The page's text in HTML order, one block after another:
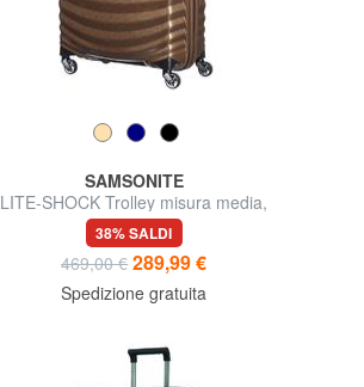
SAMSONITE
LITE-SHOCK Trolley misura media,
ultraleggero
38% SALDI
469,00 € 289,99 €
Spedizione gratuita